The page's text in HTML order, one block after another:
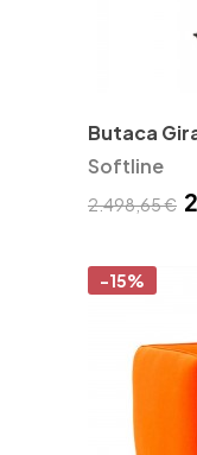
Butaca
Softline
2.498,65 €
-15%